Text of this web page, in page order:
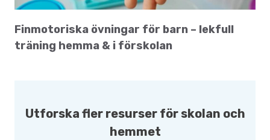
Finmotoriska övningar för barn – lekfull
träning hemma & i förskolan
Utforska fler resurser för skolan och
hemmet